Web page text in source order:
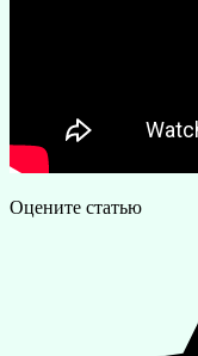
Оцените статью